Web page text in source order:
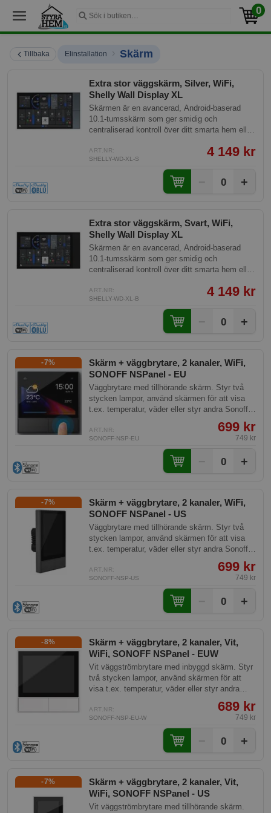
0
Tillbaka Elinstallation › Skärm
Extra stor väggskärm, Silver, WiFi,
Shelly Wall Display XL
Skärmen är en avancerad, Android-baserad
10.1-tumsskärm som ger smidig och
centraliserad kontroll över ditt smarta hem eller
en standard europeisk dosa, och kräver endast
en 230V strömtillförsel och en 2.4 GHz Wi-Fi-
anslutning för att fungera.
ART.NR:
SHELLY-WD-XL-S
4 149 kr
0 +
Extra stor väggskärm, Svart, WiFi,
Shelly Wall Display XL
Skärmen är en avancerad, Android-baserad
10.1-tumsskärm som ger smidig och
centraliserad kontroll över ditt smarta hem eller
en standard europeisk dosa, och kräver endast
en 230V strömtillförsel och en 2.4 GHz Wi-Fi-
anslutning för att fungera.
ART.NR:
SHELLY-WD-XL-B
4 149 kr
0 +
Skärm + väggbrytare, 2 kanaler, WiFi,
SONOFF NSPanel - EU
-7%
Väggbrytare med tillhörande skärm. Styr två
stycken lampor, använd skärmen för att visa
t.ex. temperatur, väder eller styr andra Sonoff
ART.NR:
SONOFF-NSP-EU
699 kr
749 kr
0 +
Skärm + väggbrytare, 2 kanaler, WiFi,
SONOFF NSPanel - US
-7%
Väggbrytare med tillhörande skärm. Styr två
stycken lampor, använd skärmen för att visa
t.ex. temperatur, väder eller styr andra Sonoff
ART.NR:
SONOFF-NSP-US
699 kr
749 kr
0 +
Skärm + väggbrytare, 2 kanaler, Vit,
WiFi, SONOFF NSPanel - EUW
-8%
Vit väggströmbrytare med inbyggd skärm. Styr
två stycken lampor, använd skärmen för att
visa t.ex. temperatur, väder eller styr andra
ART.NR:
SONOFF-NSP-EU-W
689 kr
749 kr
0 +
Skärm + väggbrytare, 2 kanaler, Vit,
WiFi, SONOFF NSPanel - US
-7%
Vit väggströmbrytare med tillhörande skärm.